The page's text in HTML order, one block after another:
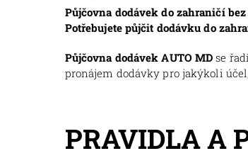
Půjčovna dodávek do zahraničí
Potřebujete půjčit dodávku do
Půjčovna dodávek AUTO MDse
pronájem dodávky pro jakýkoli
PRAVIDLA A